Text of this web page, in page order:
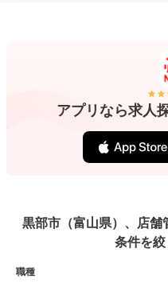
アプリなら求人
黒部市（富山県）、店舗
条件を
職種